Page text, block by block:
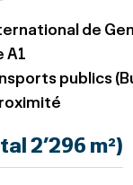
de
A1
publics
2’296 m²)